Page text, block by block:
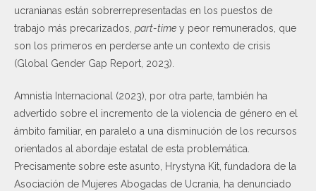
ucranianas están sobrerrepresentadas en los puestos de
trabajo más precarizados, part-time y peor remunerados, que
son los primeros en perderse ante un contexto de crisis
(Global Gender Gap Report, 2023).
Amnistía Internacional (2023), por otra parte, también ha
advertido sobre el incremento de la violencia de género en el
ámbito familiar, en paralelo a una disminución de los recursos
orientados al abordaje estatal de esta problemática.
Precisamente sobre este asunto, Hrystyna Kit, fundadora de la
Asociación de Mujeres Abogadas de Ucrania, ha denunciado